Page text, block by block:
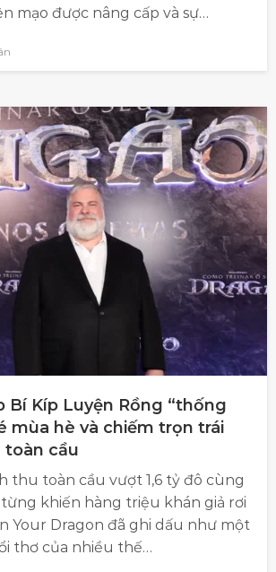
mạo được nâng cấp và sự…
Bí Kíp Luyện Rồng “thống
mùa hè và chiếm trọn trái
toàn cầu
thu toàn cầu vượt 1,6 tỷ đô cùng
khiến hàng triệu khán giả rơi
Your Dragon đã ghi dấu như một
thơ của nhiều thế…